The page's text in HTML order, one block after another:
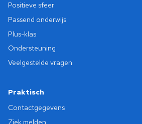
Positieve sfeer
Passend onderwijs
Plus-klas
Ondersteuning
Veelgestelde vragen
Praktisch
Contactgegevens
Ziek melden